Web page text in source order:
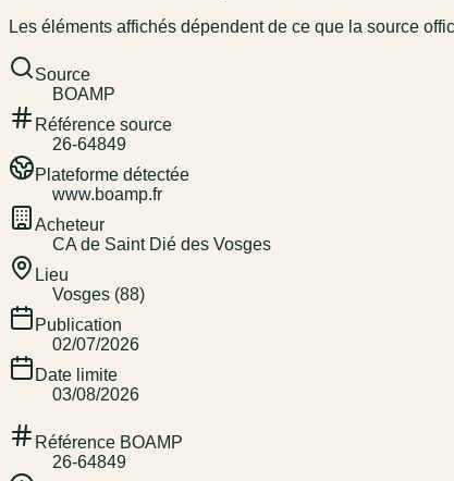
Les éléments affichés dépendent de ce que la source
Source
BOAMP
Référence source
26-64849
Plateforme détectée
www.boamp.fr
Acheteur
CA de Saint Dié des Vosges
Lieu
Vosges (88)
Publication
02/07/2026
Date limite
03/08/2026
Référence BOAMP
26-64849